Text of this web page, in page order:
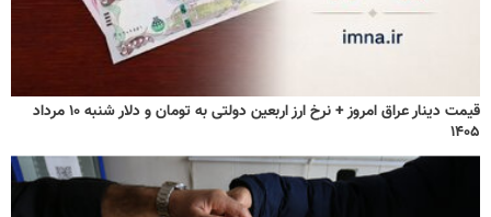
قیمت دینار عراق امروز + نرخ ارز اربعین دولتی به تومان و دلار شنبه ۱۰ مرداد
۱۴۰۵